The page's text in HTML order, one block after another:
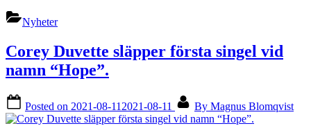
Nyheter
Corey Duvette släpper första singel vid
namn “Hope”.
Posted on 2021-08-11 2021-08-11 By Magnus Blomqvist